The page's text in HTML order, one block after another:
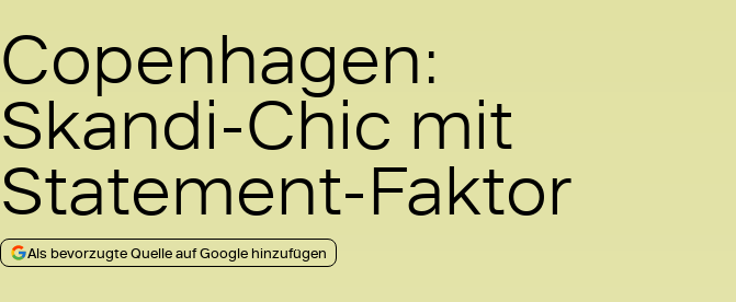
Copenhagen:
Skandi-Chic mit
Statement-Faktor
Als bevorzugte Quelle auf Google hinzufügen